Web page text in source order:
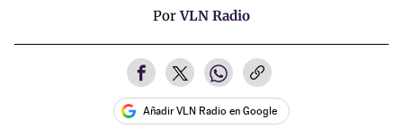
PorVLN Radio
Añadir VLN Radio en Google